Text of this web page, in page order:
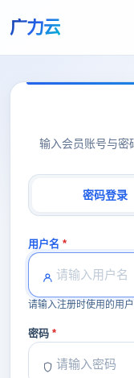
广力云
输入会员账号与密
密码登录
用户名
请输入注册时使用的用户
密码